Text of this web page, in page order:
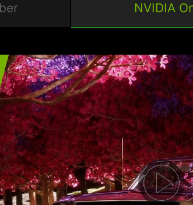
NVIDIA
kreativen Kopf stehen NVIDIA
kreativer Apps
ständig die Art und Weise,
kreativen Lieblingsapps
verbessern, Wiederholungen